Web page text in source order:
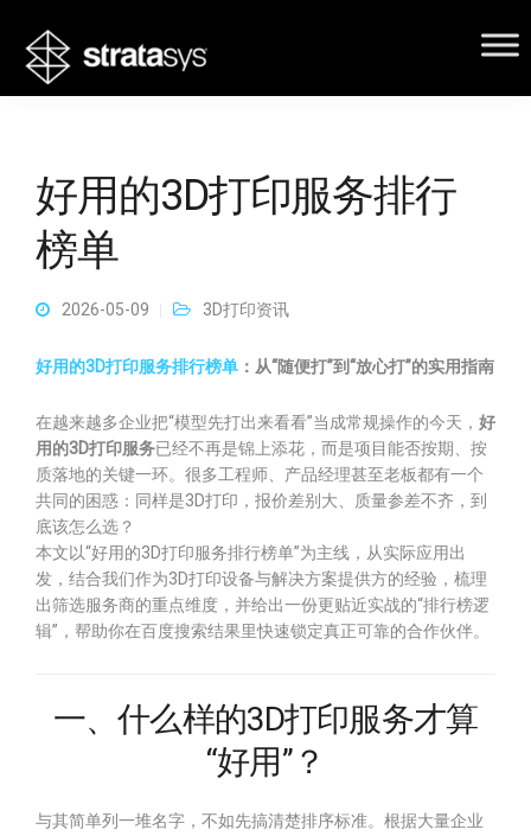
好用的3D打印服务排行
榜单
2026-05-09 3D打印资讯
好用的3D打印服务排行榜单 ：从“随便打”到“放心打”的实用指南
在越来越多企业把“模型先打出来看看”当成常规操作的今天， 好
用的3D打印服务已经不再是锦上添花，而是项目能否按期、按
质落地的关键一环。很多工程师、产品经理甚至老板都有一个
共同的困惑：同样是3D打印，报价差别大、质量参差不齐，到
底该怎么选？
本文以“好用的3D打印服务排行榜单”为主线，从实际应用出
发，结合我们作为3D打印设备与解决方案提供方的经验，梳理
出筛选服务商的重点维度，并给出一份更贴近实战的“排行榜逻
辑”，帮助你在百度搜索结果里快速锁定真正可靠的合作伙伴。
一、什么样的3D打印服务才算
“好用”？
与其简单列一堆名字，不如先搞清楚排序标准。根据大量企业